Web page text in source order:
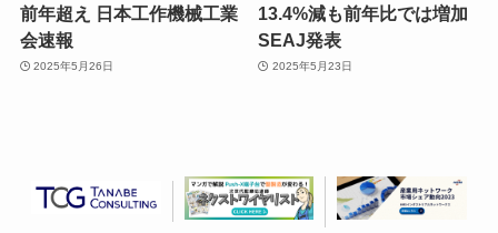
前年超え 日本工作機械工業
会速報
2025年5月26日
13.4%減も前年比では増加
SEAJ発表
2025年5月23日